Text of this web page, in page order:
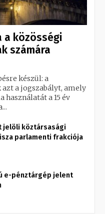
a közösségi
számára
készül: a
a jogszabályt, amely
a 15 év
jelöli köztársasági
parlamenti frakciója
e-pénztárgép jelent